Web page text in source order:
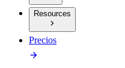
Resources
Precios